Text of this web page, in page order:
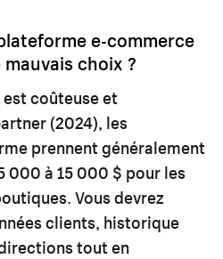
e-commerce
choix ?
coûteuse et
(2024), les
prennent généralement
000 à 15 000 $ pour les
Vous devrez
clients, historique
tout en